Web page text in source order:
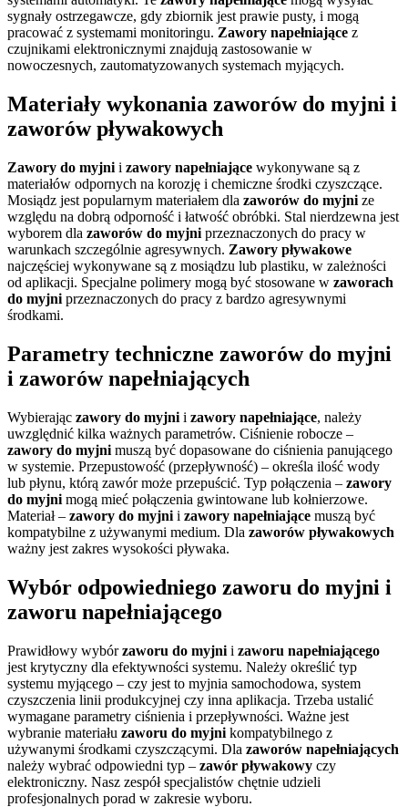
sygnały ostrzegawcze, gdy zbiornik jest prawie pusty, i mogą
pracować z systemami monitoringu. Zawory napełniające z
czujnikami elektronicznymi znajdują zastosowanie w
nowoczesnych, zautomatyzowanych systemach myjących.
Materiały wykonania zaworów do myjni i
zaworów pływakowych
Zawory do myjni i zawory napełniające wykonywane są z
materiałów odpornych na korozję i chemiczne środki czyszczące.
Mosiądz jest popularnym materiałem dla zaworów do myjni ze
względu na dobrą odporność i łatwość obróbki. Stal nierdzewna jest
wyborem dla zaworów do myjni przeznaczonych do pracy w
warunkach szczególnie agresywnych. Zawory pływakowe
najczęściej wykonywane są z mosiądzu lub plastiku, w zależności
od aplikacji. Specjalne polimery mogą być stosowane w zaworach
do myjni przeznaczonych do pracy z bardzo agresywnymi
środkami.
Parametry techniczne zaworów do myjni
i zaworów napełniających
Wybierając zawory do myjni i zawory napełniające, należy
uwzględnić kilka ważnych parametrów. Ciśnienie robocze –
zawory do myjni muszą być dopasowane do ciśnienia panującego
w systemie. Przepustowość (przepływność) – określa ilość wody
lub płynu, którą zawór może przepuścić. Typ połączenia – zawory
do myjni mogą mieć połączenia gwintowane lub kołnierzowe.
Materiał – zawory do myjni i zawory napełniające muszą być
kompatybilne z używanymi medium. Dla zaworów pływakowych
ważny jest zakres wysokości pływaka.
Wybór odpowiedniego zaworu do myjni i
zaworu napełniającego
Prawidłowy wybórzaworu do myjni i zaworu napełniającego
jest krytyczny dla efektywności systemu. Należy określić typ
systemu myjącego – czy jest to myjnia samochodowa, system
czyszczenia linii produkcyjnej czy inna aplikacja. Trzeba ustalić
wymagane parametry ciśnienia i przepływności. Ważne jest
wybranie materiału zaworu do myjni kompatybilnego z
używanymi środkami czyszczącymi. Dla zaworów napełniających
należy wybrać odpowiedni typ – zawór pływakowy czy
elektroniczny. Nasz zespół specjalistów chętnie udzieli
profesjonalnych porad w zakresie wyboru.